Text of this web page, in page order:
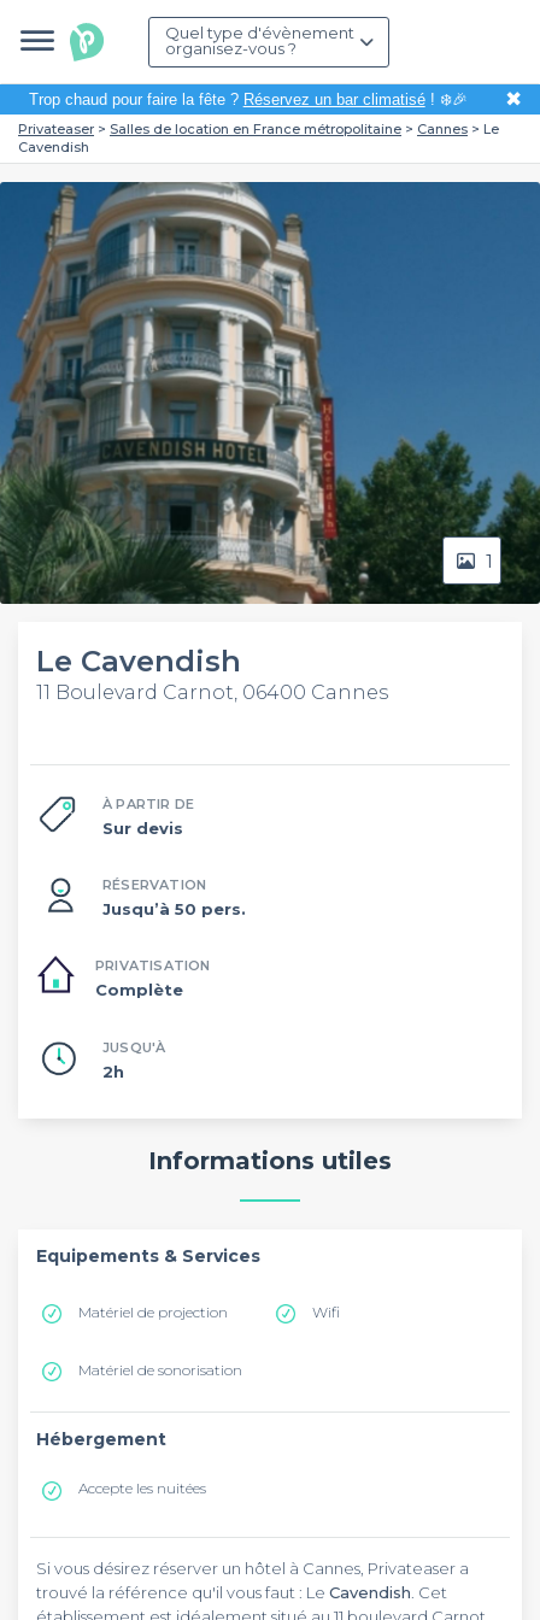
Quel type d'évènement
organisez-vous ?
Trop chaud pour faire la fête ? Réservez un bar climatisé! ❄️🎉 ✖
Privateaser Salles de location en France métropolitaine Cannes
Le
Cavendish
1
Le Cavendish
11 Boulevard Carnot, 06400 Cannes
À PARTIR DE
Sur devis
RÉSERVATION
Jusqu’à 50 pers.
PRIVATISATION
Complète
JUSQU'À
2h
Informations utiles
Equipements & Services
Matériel de projection Wifi
Matériel de sonorisation
Hébergement
Accepte les nuitées
Si vous désirez réserver un hôtel à Cannes, Privateaser a
trouvé la référence qu'il vous faut : Le Cavendish . Cet
établissement est idéalement situé au 11 boulevard Carnot. Il